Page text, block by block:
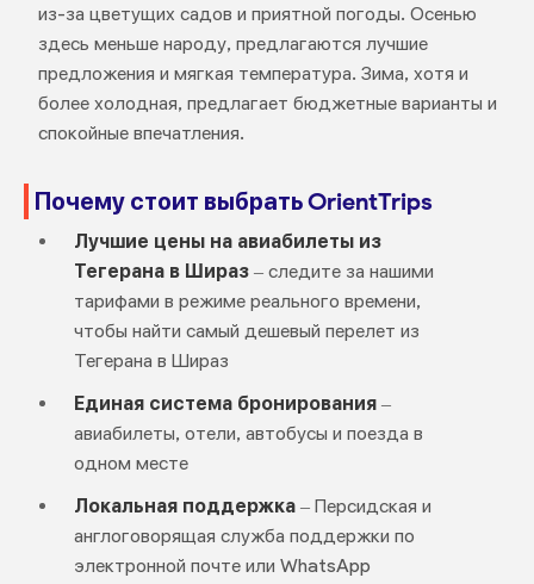
из-за цветущих садов и приятной погоды. Осенью
здесь меньше народу, предлагаются лучшие
предложения и мягкая температура. Зима, хотя и
более холодная, предлагает бюджетные варианты и
спокойные впечатления.
Почему стоит выбрать OrientTrips
Лучшие цены на авиабилеты из
Тегерана в Шираз– следите за нашими
тарифами в режиме реального времени,
чтобы найти самый дешевый перелет из
Тегерана в Шираз
Единая система бронирования–
авиабилеты, отели, автобусы и поезда в
одном месте
Локальная поддержка– Персидская и
англоговорящая служба поддержки по
электронной почте или WhatsApp